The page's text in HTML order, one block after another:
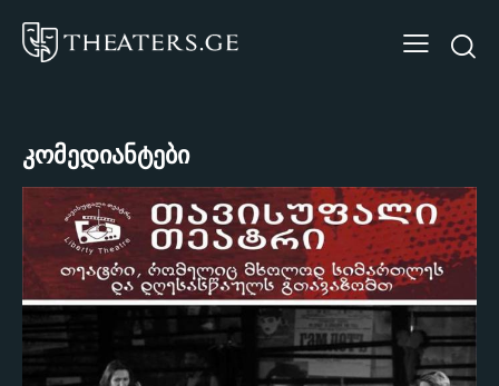
კომედიანტები